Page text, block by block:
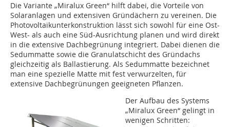
Die Variante „Miralux Green“ hilft dabei, die Vorteile von
Solaranlagen und extensiven Gründächern zu vereinen. Die
Photovoltaikunterkonstruktion lässt sich sowohl für eine Ost-
West- als auch eine Süd-Ausrichtung planen und wird direkt
in die extensive Dachbegrünung integriert. Dabei dienen die
Sedummatte sowie die Granulatschicht des Gründachs
gleichzeitig als Ballastierung. Als Sedummatte bezeichnet
man eine spezielle Matte mit fest verwurzelten, für
extensive Dachbegrünungen geeigneten Pflanzen.
Der Aufbau des Systems
„Miralux Green“ gelingt in
wenigen Schritten: